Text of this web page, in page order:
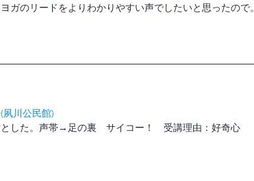
のリードをよりわかりやすい声でしたいと思ったので
川公民館)
した。声帯→足の裏 サイコー！ 受講理由：好奇心